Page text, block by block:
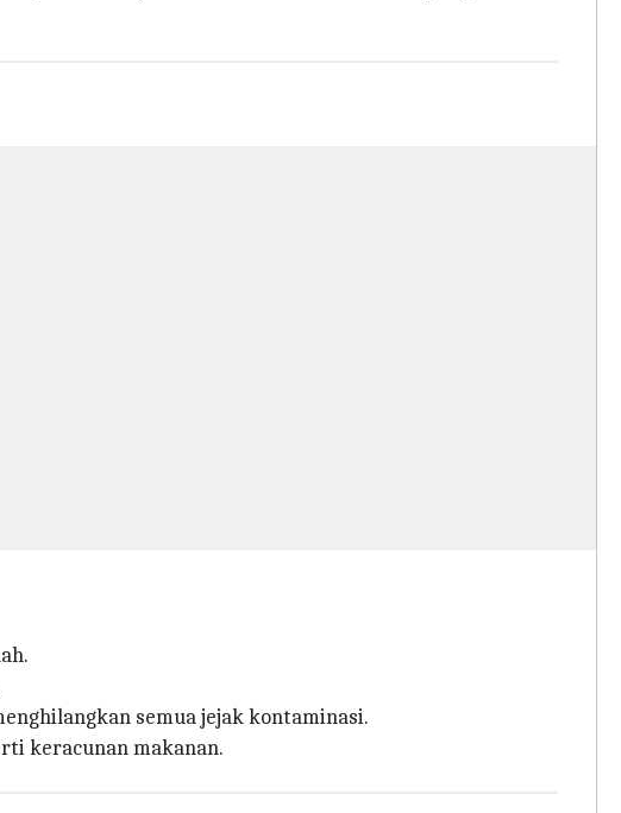
semua jejak kontaminasi.
keracunan makanan.